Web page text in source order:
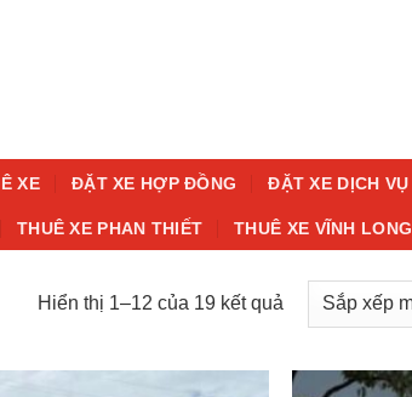
XE ĐẶT XE HỢP ĐỒNG ĐẶT XE DỊCH VỤ
THUÊ XE PHAN THIẾT THUÊ XE VĨNH LONG
Hiển thị 1–12 của 19 kết quả